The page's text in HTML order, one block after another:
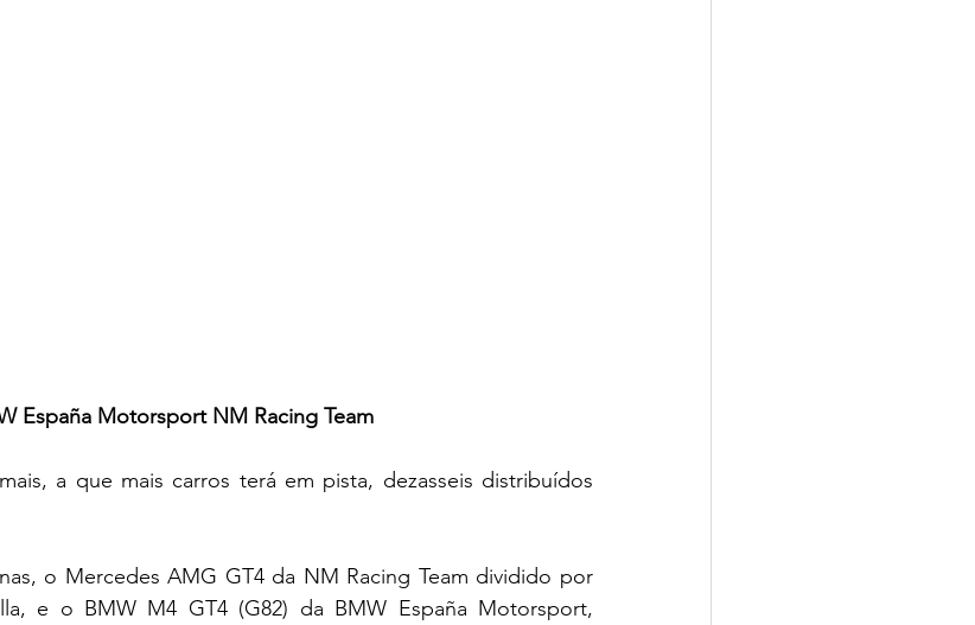
España Motorsport NM Racing Team
a que mais carros terá em pista, dezasseis distribuídos
o Mercedes AMG GT4 da NM Racing Team dividido por
e o BMW M4 GT4 (G82) da BMW España Motorsport,